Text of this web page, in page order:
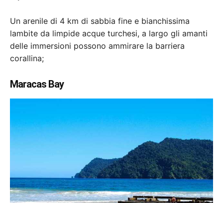
Un arenile di 4 km di sabbia fine e bianchissima
lambite da limpide acque turchesi, a largo gli amanti
delle immersioni possono ammirare la barriera
corallina;
Maracas Bay